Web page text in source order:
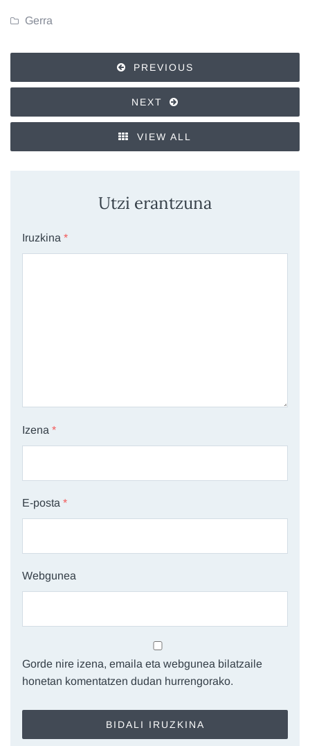
Gerra
PREVIOUS
NEXT
VIEW ALL
Utzi erantzuna
Iruzkina *
Izena *
E-posta *
Webgunea
Gorde nire izena, emaila eta webgunea bilatzaile
honetan komentatzen dudan hurrengorako.